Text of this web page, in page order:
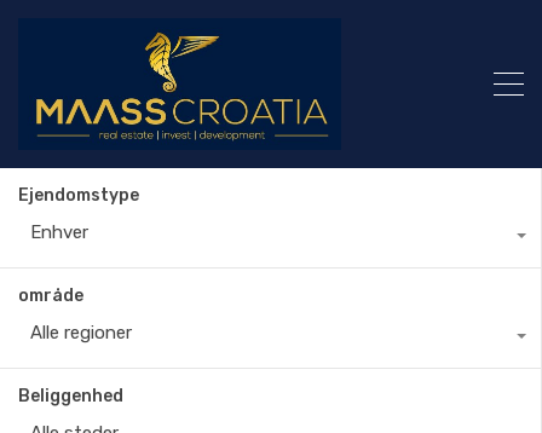
Ejendomstype
Enhver
område
Alle regioner
Beliggenhed